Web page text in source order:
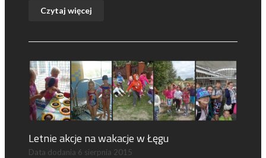
Czytaj więcej
Letnie akcje na wakacje w Łęgu
Data dodania 6 sierpnia 2015